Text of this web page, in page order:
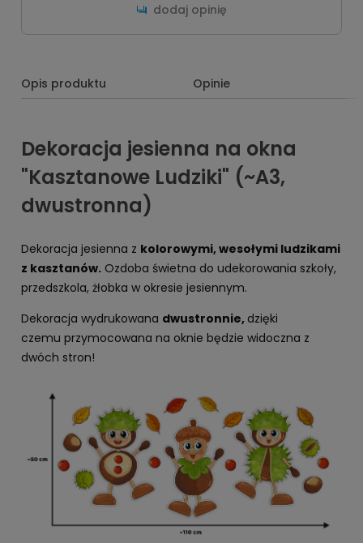
dodaj opinię
Opis produktu Opinie
Dekoracja jesienna na okna
"Kasztanowe Ludziki" (~A3,
dwustronna)
Dekoracja jesienna z kolorowymi, wesołymi ludzikami
z kasztanów. Ozdoba świetna do udekorowania szkoły,
przedszkola, żłobka w okresie jesiennym.
Dekoracja wydrukowana dwustronnie, dzięki
czemu przymocowana na oknie będzie widoczna z
dwóch stron!